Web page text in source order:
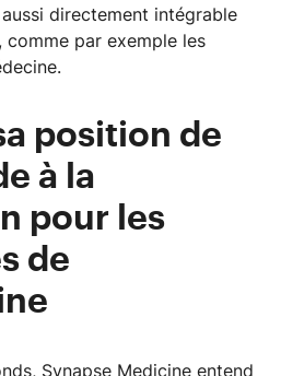
directement intégrable
comme par exemple les
position de
à la
pour les
de
Synapse Medicine entend